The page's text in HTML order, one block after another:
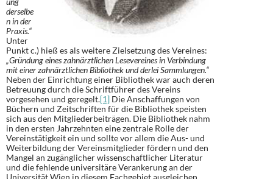
derselbe
n in der
Praxis.“
Unter
Punkt c.) hieß es als weitere Zielsetzung des Vereines:
„Gründung eines zahnärztlichen Lesevereines in Verbindung
mit einer zahnärztlichen Bibliothek und derlei Sammlungen.“
Neben der Einrichtung einer Bibliothek war auch deren
Betreuung durch die Schriftführer des Vereins
vorgesehen und geregelt.[1] Die Anschaffungen von
Büchern und Zeitschriften für die Bibliothek speisten
sich aus den Mitgliederbeiträgen. Die Bibliothek nahm
in den ersten Jahrzehnten eine zentrale Rolle der
Vereinstätigkeit ein und sollte vor allem die Aus- und
Weiterbildung der Vereinsmitglieder fördern und den
Mangel an zugänglicher wissenschaftlicher Literatur
und die fehlende universitäre Verankerung an der
Universität Wien in diesem Fachgebiet ausgleichen.